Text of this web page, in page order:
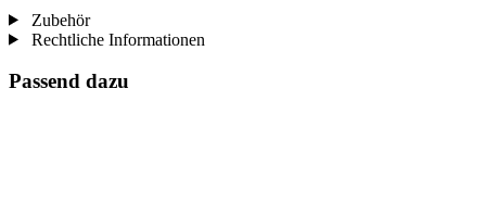
Zubehör
Rechtliche Informationen
Passend dazu